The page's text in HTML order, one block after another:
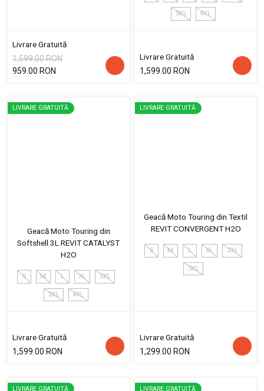
Livrare Gratuită
1,599.00 RON
959.00 RON
3XL 4XL
Livrare Gratuită
1,599.00 RON
LIVRARE GRATUITĂ
Geacă Moto Touring din
Softshell 3L REVIT CATALYST
H2O
S M L XL 2XL
3XL 4XL
Livrare Gratuită
1,599.00 RON
LIVRARE GRATUITĂ
Geacă Moto Touring din Textil
REVIT CONVERGENT H2O
S M L XL 2XL
3XL
Livrare Gratuită
1,299.00 RON
LIVRARE GRATUITĂ LIVRARE GRATUITĂ